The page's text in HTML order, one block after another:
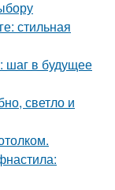
стильная
шаг в будущее
светло и